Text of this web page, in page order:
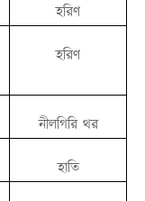
হরিণ
হরিণ
নীলগিরি থর
হাতি